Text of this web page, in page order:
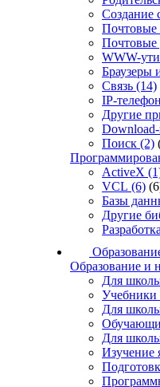
Создание
Почтовые
Почтовые
WWW-
Браузеры
Связь (14)
IP-
Другие
Поиск (2)
ActiveX
VCL (6)
Базы
Другие
Образование и
Для
Учебники
Для
Для
Изучение